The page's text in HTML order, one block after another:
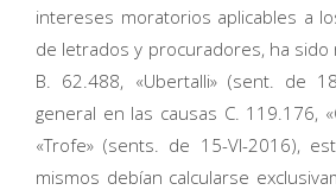
intereses moratorios aplicables a
de letrados y procuradores, ha sido
B. 62.488, «Ubertalli» (sent. de
general en las causas C. 119.176,
«Trofe» (sents. de 15-VI-2016),
mismos debían calcularse